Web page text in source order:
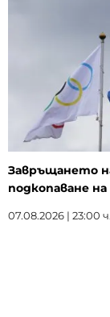
Завръщането
подкопаване
07.08.2026 | 23:00 ч.